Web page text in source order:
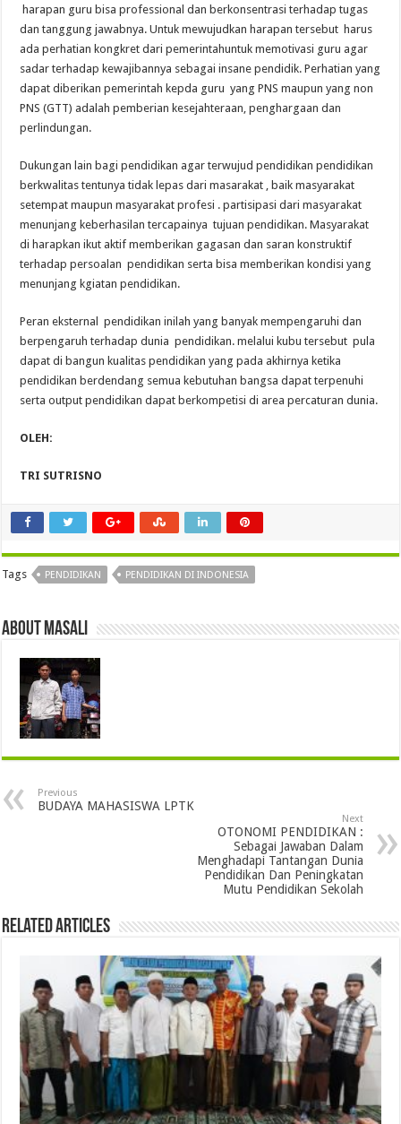
harapan guru bisa professional dan berkonsentrasi terhadap tugas
dan tanggung jawabnya. Untuk mewujudkan harapan tersebut harus
ada perhatian kongkret dari pemerintahuntuk memotivasi guru agar
sadar terhadap kewajibannya sebagai insane pendidik. Perhatian yang
dapat diberikan pemerintah kepda guru yang PNS maupun yang non
PNS (GTT) adalah pemberian kesejahteraan, penghargaan dan
perlindungan.
Dukungan lain bagi pendidikan agar terwujud pendidikan pendidikan
berkwalitas tentunya tidak lepas dari masarakat , baik masyarakat
setempat maupun masyarakat profesi . partisipasi dari masyarakat
menunjang keberhasilan tercapainya tujuan pendidikan. Masyarakat
di harapkan ikut aktif memberikan gagasan dan saran konstruktif
terhadap persoalan pendidikan serta bisa memberikan kondisi yang
menunjang kgiatan pendidikan.
Peran eksternal pendidikan inilah yang banyak mempengaruhi dan
berpengaruh terhadap dunia pendidikan. melalui kubu tersebut pula
dapat di bangun kualitas pendidikan yang pada akhirnya ketika
pendidikan berdendang semua kebutuhan bangsa dapat terpenuhi
serta output pendidikan dapat berkompetisi di area percaturan dunia.
OLEH:
TRI SUTRISNO
Tags PENDIDIKAN PENDIDIKAN DI INDONESIA
About masali
Previous
BUDAYA MAHASISWA LPTK
Next
OTONOMI PENDIDIKAN :
Sebagai Jawaban Dalam
Menghadapi Tantangan Dunia
Pendidikan Dan Peningkatan
Mutu Pendidikan Sekolah
Related Articles